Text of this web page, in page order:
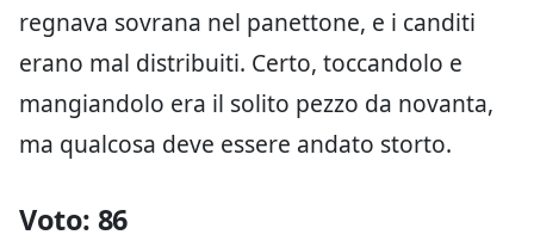
regnava sovrana nel panettone, e i canditi
erano mal distribuiti. Certo, toccandolo e
mangiandolo era il solito pezzo da novanta,
ma qualcosa deve essere andato storto.
Voto: 86